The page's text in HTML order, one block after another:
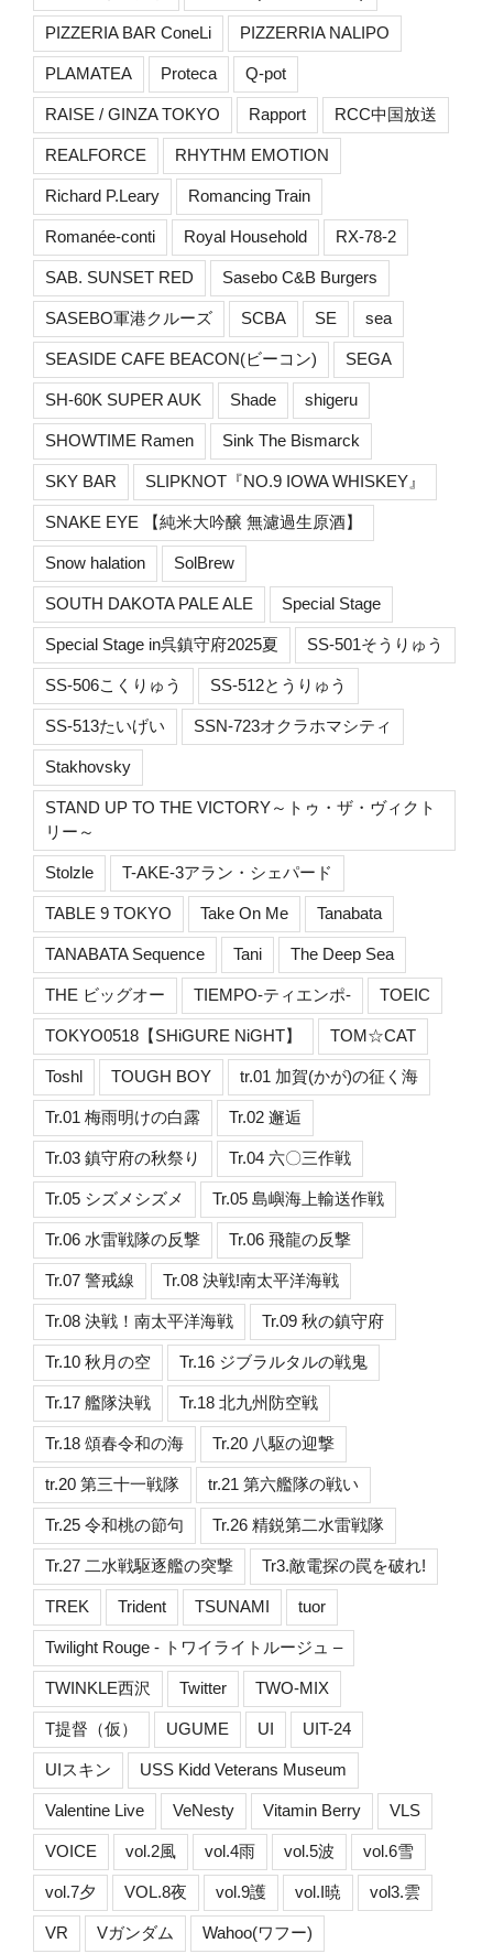
PIZZERIA BAR ConeLi PIZZERRIA NALIPO
PLAMATEA Proteca Q-pot
RAISE / GINZA TOKYO Rapport RCC中国放送
REALFORCE RHYTHM EMOTION
Richard P.Leary Romancing Train
Romanée-conti Royal Household RX-78-2
SAB. SUNSET RED Sasebo C&B Burgers
SASEBO軍港クルーズ SCBA SE sea
SEASIDE CAFE BEACON(ビーコン) SEGA
SH-60K SUPER AUK Shade shigeru
SHOWTIME Ramen Sink The Bismarck
SKY BAR SLIPKNOT『NO.9 IOWA WHISKEY』
SNAKE EYE 【純米大吟醸 無濾過生原酒】
Snow halation SolBrew
SOUTH DAKOTA PALE ALE Special Stage
Special Stage in呉鎮守府2025夏 SS-501そうりゅう
SS-506こくりゅう SS-512とうりゅう
SS-513たいげい SSN-723オクラホマシティ
Stakhovsky
STAND UP TO THE VICTORY～トゥ・ザ・ヴィクト
リー～
Stolzle T-AKE-3アラン・シェパード
TABLE 9 TOKYO Take On Me Tanabata
TANABATA Sequence Tani The Deep Sea
THE ビッグオー TIEMPO-ティエンポ- TOEIC
TOKYO0518【SHiGURE NiGHT】 TOM☆CAT
Toshl TOUGH BOY tr.01 加賀(かが)の征く海
Tr.01 梅雨明けの白露 Tr.02 邂逅
Tr.03 鎮守府の秋祭り Tr.04 六〇三作戦
Tr.05 シズメシズメ Tr.05 島嶼海上輸送作戦
Tr.06 水雷戦隊の反撃 Tr.06 飛龍の反撃
Tr.07 警戒線 Tr.08 決戦!南太平洋海戦
Tr.08 決戦！南太平洋海戦 Tr.09 秋の鎮守府
Tr.10 秋月の空 Tr.16 ジブラルタルの戦鬼
Tr.17 艦隊決戦 Tr.18 北九州防空戦
Tr.18 頌春令和の海 Tr.20 八駆の迎撃
tr.20 第三十一戦隊 tr.21 第六艦隊の戦い
Tr.25 令和桃の節句 Tr.26 精鋭第二水雷戦隊
Tr.27 二水戦駆逐艦の突撃 Tr3.敵電探の罠を破れ!
TREK Trident TSUNAMI tuor
Twilight Rouge - トワイライトルージュ –
TWINKLE西沢 Twitter TWO-MIX
T提督（仮） UGUME UI UIT-24
UIスキン USS Kidd Veterans Museum
Valentine Live VeNesty Vitamin Berry VLS
VOICE vol.2風 vol.4雨 vol.5波 vol.6雪
vol.7夕 VOL.8夜 vol.9護 vol.I暁 vol3.雲
VR Vガンダム Wahoo(ワフー)